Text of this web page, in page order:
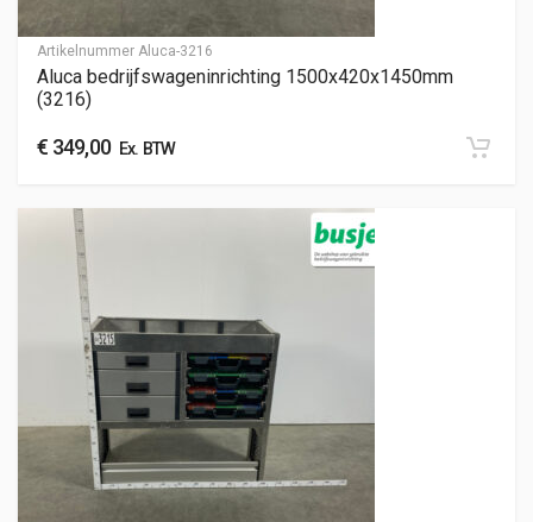
Artikelnummer Aluca-3216
Aluca bedrijfswageninrichting 1500x420x1450mm
(3216)
€ 349,00Ex. BTW